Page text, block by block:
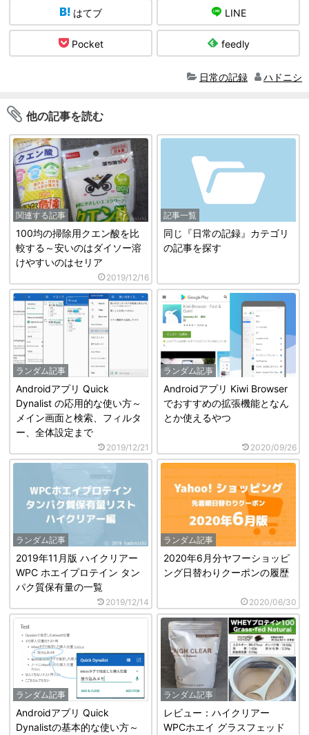
はてブ LINE
Pocket feedly
日常の記録 ハドニシ
他の記事を読む
関連する記事
100均の掃除用クエン酸を比
較する～安いのはダイソー溶
けやすいのはセリア
2019/12/16
記事一覧
同じ『日常の記録』カテゴリ
の記事を探す
ランダム記事
Androidアプリ Quick
Dynalist の応用的な使い方～
メイン画面と検索、フィルタ
ー、全体設定まで
2019/12/21
ランダム記事
Androidアプリ Kiwi Browser
でおすすめの拡張機能となん
とか使えるやつ
2020/09/26
ランダム記事
2019年11月版 ハイクリアー
WPC ホエイプロテイン タン
パク質保有量の一覧
2019/12/14
ランダム記事
2020年6月分ヤフーショッピ
ング日替わりクーポンの履歴
2020/06/30
ランダム記事
Androidアプリ Quick
Dynalistの基本的な使い方～
ランダム記事
レビュー：ハイクリアー
WPCホエイ グラスフェッド